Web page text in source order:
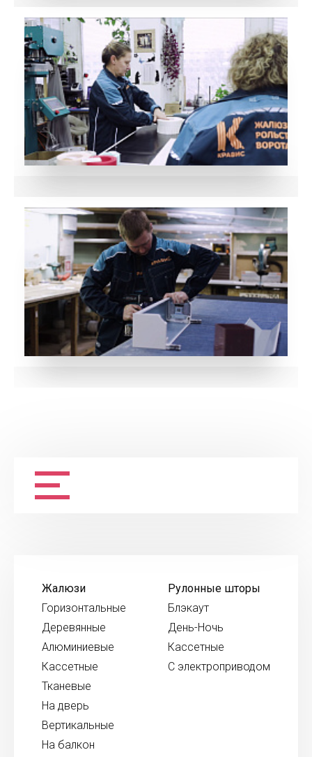
Жалюзи
Горизонтальные
Деревянные
Алюминиевые
Кассетные
Тканевые
На дверь
Вертикальные
На балкон
Рулонные шторы
Блэкаут
День-Ночь
Кассетные
С электроприводом